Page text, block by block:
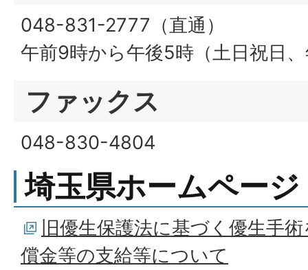
048-831-2777（直通）
午前9時から午後5時（土日祝日
ファックス
048-830-4804
埼玉県ホームページ
旧優生保護法に基づく優生手
償金等の支給等について